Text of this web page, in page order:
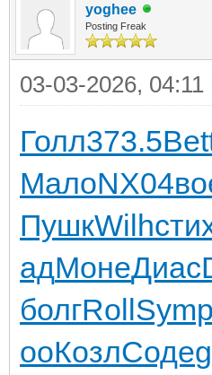
yoghee
Posting Freak
03-03-2026, 04:11
Голл373.5
МалоNX04
ПушкWilh
адМонеДиас
болгRollSymp
ooКозлСоде